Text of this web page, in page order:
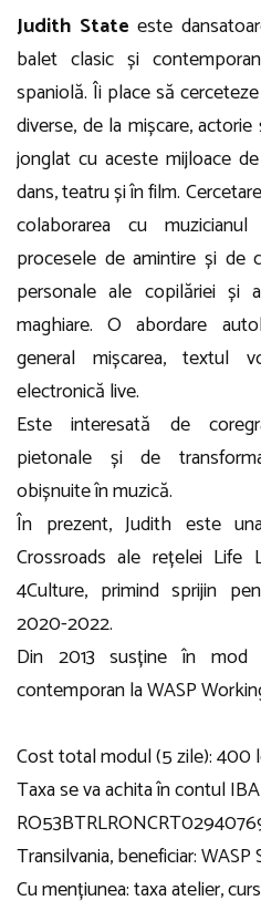
Judith State este
balet clasic și
spaniolă. Îi place să
diverse, de la mișcare,
jonglat cu aceste mijloace
dans, teatru și în film.
colaborarea cu
procesele de amintire și de
personale ale copilăriei și
maghiare. O abordare
general mișcarea, textul
electronică live.
Este interesată de
pietonale și de
obișnuite în muzică.
În prezent, Judith este
Crossroads ale rețelei Life
4Culture, primind sprijin
2020-2022.
Din 2013 susține în mod
contemporan la WASP
Cost total modul (5 zile): 400
Taxa se va achita în contul
Transilvania, beneficiar: WASP
Cu mențiunea: taxa atelier,